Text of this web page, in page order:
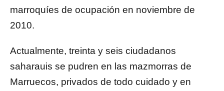
marroquíes de ocupación en noviembre de
2010.
Actualmente, treinta y seis ciudadanos
saharauis se pudren en las mazmorras de
Marruecos, privados de todo cuidado y en